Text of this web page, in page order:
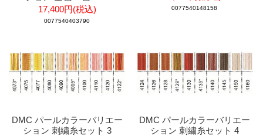
17,400円(税込)
0077540403790
0077540148158
DMC パールカラーバリエー
ション 刺繍糸セット 3
DMC パールカラーバリエー
ション 刺繍糸セット 4